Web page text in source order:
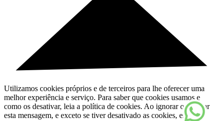
Utilizamos cookies próprios e de terceiros para lhe oferecer uma
melhor experiência e serviço. Para saber que cookies usamos e
como os desativar, leia a política de cookies. Ao ignorar ou fechar
esta mensagem, e exceto se tiver desativado as cookies, está a